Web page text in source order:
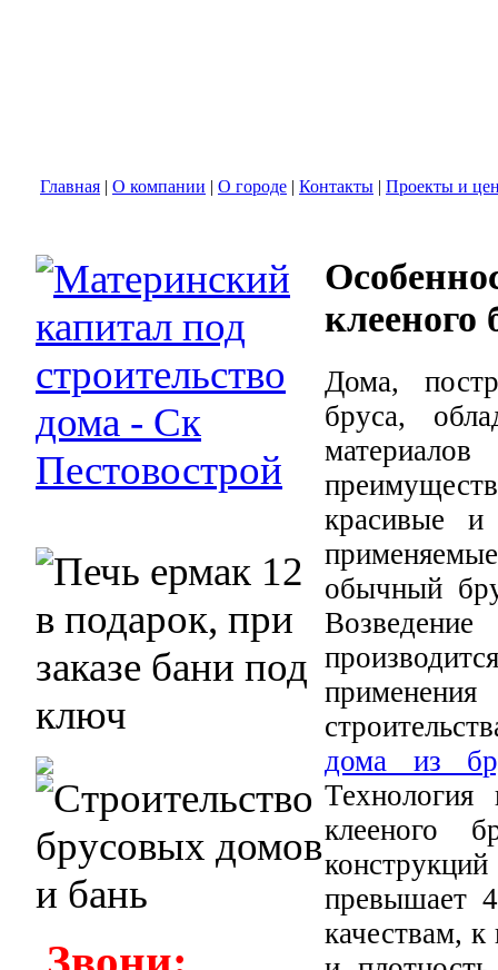
Главная | О компании | О городе | Контакты | Проекты и
клееного
Дома,
бруса,
красивые и
обычный
дома из
клееного
превышает
качествам,